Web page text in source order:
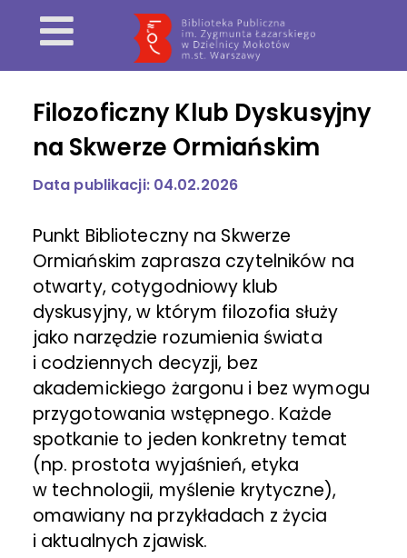
Filozoficzny Klub Dyskusyjny
na Skwerze Ormiańskim
Data publikacji: 04.02.2026
Punkt Biblioteczny na Skwerze
Ormiańskim zaprasza czytelników na
otwarty, cotygodniowy klub
dyskusyjny, w którym filozofia służy
jako narzędzie rozumienia świata
i codziennych decyzji, bez
akademickiego żargonu i bez wymogu
przygotowania wstępnego. Każde
spotkanie to jeden konkretny temat
(np. prostota wyjaśnień, etyka
w technologii, myślenie krytyczne),
omawiany na przykładach z życia
i aktualnych zjawisk.